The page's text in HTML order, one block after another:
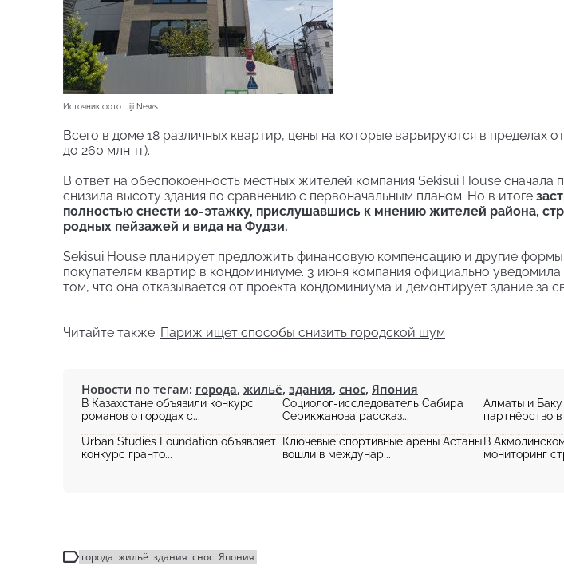
Источник фото: Jiji News.
Всего в доме 18 различных квартир, цены на которые варьируются в пределах
до 260 млн тг).
В ответ на обеспокоенность местных жителей компания Sekisui House сначала
снизила высоту здания по сравнению с первоначальным планом. Но в итоге
полностью снести 10-этажку, прислушавшись к мнению жителей района,
родных пейзажей и вида на Фудзи.
Sekisui House планирует предложить финансовую компенсацию и другие
покупателям квартир в кондоминиуме. 3 июня компания официально
том, что она отказывается от проекта кондоминиума и демонтирует здание за
Читайте также: Париж ищет способы снизить городской шум
Новости по тегам: города, жильё, здания, снос, Япония
В Казахстане объявили конкурс
романов о городах с...
Социолог-исследователь Сабира
Серикжанова рассказ...
Алматы и
партнёрство
Urban Studies Foundation объявляет
конкурс гранто...
Ключевые спортивные арены Астаны
вошли в междунар...
В
мониторинг
города жильё здания снос Япония